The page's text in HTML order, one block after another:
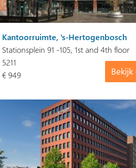
Kantoorruimte, 's-Hertogenbosch
Stationsplein 91 -105, 1st and 4th floor
5211
€ 949